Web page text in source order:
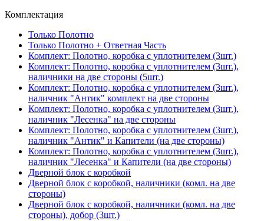
Комплектация
Только Полотно
Только Полотно + Ответная Часть
Комплект: Полотно, коробка с уплотнителем (3шт.)
Комплект: Полотно, коробка с уплотнителем (3шт.),
наличники на две стороны (5шт.)
Комплект: Полотно, коробка с уплотнителем (3шт.),
наличник "Антик" комплект на две стороны
Комплект: Полотно, коробка с уплотнителем (3шт.),
наличник "Лесенка" на две стороны
Комплект: Полотно, коробка с уплотнителем (3шт.),
наличник "Антик" и Капители (на две стороны)
Комплект: Полотно, коробка с уплотнителем (3шт.),
наличник "Лесенка" и Капители (на две стороны)
Дверной блок с коробкой
Дверной блок с коробкой, наличники (комл. на две
стороны)
Дверной блок с коробкой, наличники (комл. на две
стороны), добор (3шт.)